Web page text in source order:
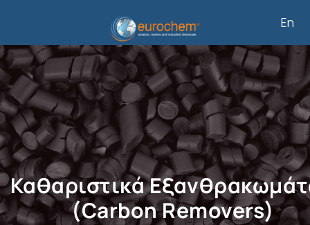
En
Καθαριστικά
(Carbon Removers)